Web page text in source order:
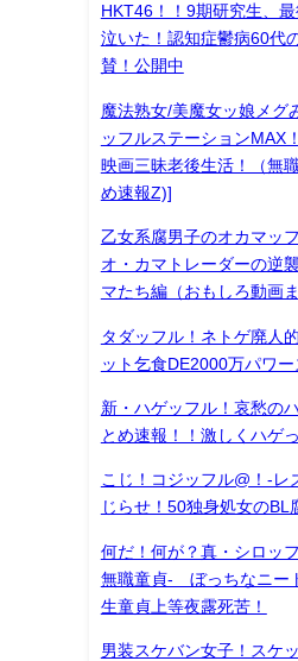
HKT46！！9期研究生、
泣いた！認知症鬱病60代
賛！公開中
魔法熟女/美魔女ッ娘メグ
ッフルステーションMAX
映画三昧老後生活！（無
め速報Z)]
乙女系腐男子のオカマッ
オ・カマトレーダーの逆
マたち編（おもしろ動画
タダッフル！ネトゲ廃人
ット乞食DE2000万パワー
新・ハゲッフル！哀愁の
とめ速報！！激しくハゲ
こじ！コジッフル@！-レ
じらせ！50独身処女のBL
何だ！何が？真・シロ
無職童貞- ぼっちなニー
生童貞上等夜露死苦！
男装スケバン女子！スケ